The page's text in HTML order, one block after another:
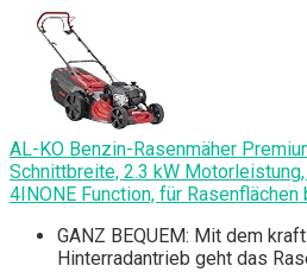
AL-KO Benzin-Rasenmäher
Schnittbreite, 2.3 kW
4INONE Function, für Rasenflächen
GANZ BEQUEM: Mit dem
Hinterradantrieb geht das